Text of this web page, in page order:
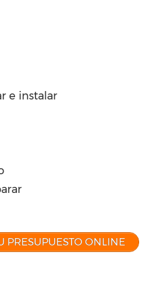
e instalar
PRESUPUESTO ONLINE